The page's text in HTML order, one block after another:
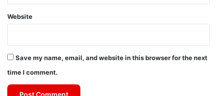
Website
Save my name, email, and website in this browser for the next
time I comment.